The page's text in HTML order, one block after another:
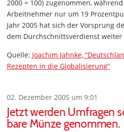
2000 = 100) zugenommen,
Arbeitnehmer nur um 19
Jahr 2005 hat sich der Vorsprung
dem Durchschnittsverdienst weiter
Quelle: Joachim Jahnke,
Rezepten in die Globalisierung”
02. Dezember 2005 um 9:01
Jetzt werden Umfragen
bare Münze genommen.